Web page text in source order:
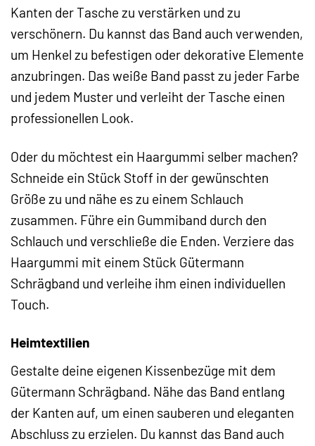
Kanten der Tasche zu verstärken und zu
verschönern. Du kannst das Band auch verwenden,
um Henkel zu befestigen oder dekorative Elemente
anzubringen. Das weiße Band passt zu jeder Farbe
und jedem Muster und verleiht der Tasche einen
professionellen Look.
Oder du möchtest ein Haargummi selber machen?
Schneide ein Stück Stoff in der gewünschten
Größe zu und nähe es zu einem Schlauch
zusammen. Führe ein Gummiband durch den
Schlauch und verschließe die Enden. Verziere das
Haargummi mit einem Stück Gütermann
Schrägband und verleihe ihm einen individuellen
Touch.
Heimtextilien
Gestalte deine eigenen Kissenbezüge mit dem
Gütermann Schrägband. Nähe das Band entlang
der Kanten auf, um einen sauberen und eleganten
Abschluss zu erzielen. Du kannst das Band auch